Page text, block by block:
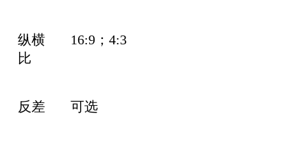
纵横
比
16:9；4:3
反差 可选